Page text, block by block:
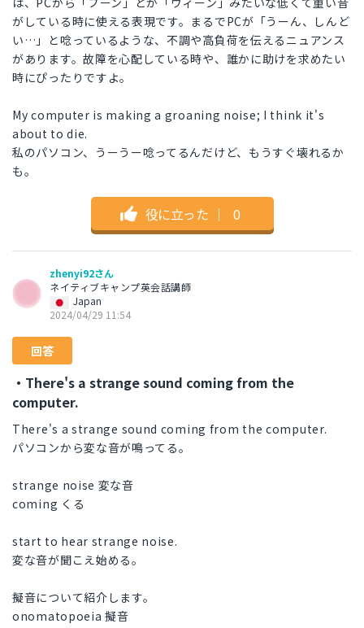
がしている時に使える表現です。まるでPCが「うーん、しんど
い…」と唸っているような、不調や高負荷を伝えるニュアンス
があります。故障を心配している時や、誰かに助けを求めたい
時にぴったりですよ。
My computer is making a groaning noise; I think it's
about to die.
私のパソコン、うーうー唸ってるんだけど、もうすぐ壊れるか
も。
役に立った ｜ 0
zhenyi92さん
ネイティブキャンプ英会話講師
Japan
2024/04/29 11:54
回答
・There's a strange sound coming from the
computer.
There's a strange sound coming from the computer.
パソコンから変な音が鳴ってる。
strange noise 変な音
coming くる
start to hear strange noise.
変な音が聞こえ始める。
擬音について紹介します。
onomatopoeia 擬音